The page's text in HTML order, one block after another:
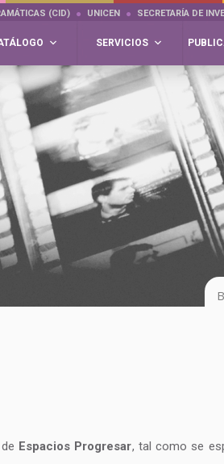
(CID) UNICEN SECRETARÍA DE
SERVICIOS
Espacios Progresar, tal como se